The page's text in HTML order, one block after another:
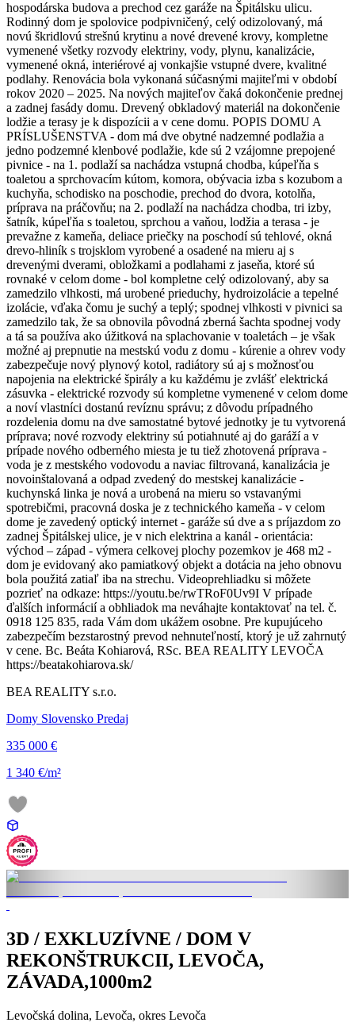
hospodárska budova a prechod cez garáže na Špitálsku ulicu.
Rodinný dom je spolovice podpivničený, celý odizolovaný, má
novú škridlovú strešnú krytinu a nové drevené krovy, kompletne
vymenené všetky rozvody elektriny, vody, plynu, kanalizácie,
vymenené okná, interiérové aj vonkajšie vstupné dvere, kvalitné
podlahy. Renovácia bola vykonaná súčasnými majiteľmi v období
rokov 2020 – 2025. Na nových majiteľov čaká dokončenie prednej
a zadnej fasády domu. Drevený obkladový materiál na dokončenie
lodžie a terasy je k dispozícii a v cene domu. POPIS DOMU A
PRÍSLUŠENSTVA - dom má dve obytné nadzemné podlažia a
jedno podzemné klenbové podlažie, kde sú 2 vzájomne prepojené
pivnice - na 1. podlaží sa nachádza vstupná chodba, kúpeľňa s
toaletou a sprchovacím kútom, komora, obývacia izba s kozubom a
kuchyňa, schodisko na poschodie, prechod do dvora, kotolňa,
príprava na práčovňu; na 2. podlaží na nachádza chodba, tri izby,
šatník, kúpeľňa s toaletou, sprchou a vaňou, lodžia a terasa - je
prevažne z kameňa, deliace priečky na poschodí sú tehlové, okná
drevo-hliník s trojsklom vyrobené a osadené na mieru aj s
drevenými dverami, obložkami a podlahami z jaseňa, ktoré sú
rovnaké v celom dome - bol kompletne celý odizolovaný, aby sa
zamedzilo vlhkosti, má urobené prieduchy, hydroizolácie a tepelné
izolácie, vďaka čomu je suchý a teplý; spodnej vlhkosti v pivnici sa
zamedzilo tak, že sa obnovila pôvodná zberná šachta spodnej vody
a tá sa používa ako úžitková na splachovanie v toaletách – je však
možné aj prepnutie na mestskú vodu z domu - kúrenie a ohrev vody
zabezpečuje nový plynový kotol, radiátory sú aj s možnosťou
napojenia na elektrické špirály a ku každému je zvlášť elektrická
zásuvka - elektrické rozvody sú kompletne vymenené v celom dome
a noví vlastníci dostanú revíznu správu; z dôvodu prípadného
rozdelenia domu na dve samostatné bytové jednotky je tu vytvorená
príprava; nové rozvody elektriny sú potiahnuté aj do garáží a v
prípade nového odberného miesta je tu tiež zhotovená príprava -
voda je z mestského vodovodu a naviac filtrovaná, kanalizácia je
novoinštalovaná a odpad zvedený do mestskej kanalizácie -
kuchynská linka je nová a urobená na mieru so vstavanými
spotrebičmi, pracovná doska je z technického kameňa - v celom
dome je zavedený optický internet - garáže sú dve a s príjazdom zo
zadnej Špitálskej ulice, je v nich elektrina a kanál - orientácia:
východ – západ - výmera celkovej plochy pozemkov je 468 m2 -
dom je evidovaný ako pamiatkový objekt a dotácia na jeho obnovu
bola použitá zatiaľ iba na strechu. Videoprehliadku si môžete
pozrieť na odkaze: https://youtu.be/rwTRoF0Uv9I V prípade
ďalších informácií a obhliadok ma neváhajte kontaktovať na tel. č.
0918 125 835, rada Vám dom ukážem osobne. Pre kupujúceho
zabezpečím bezstarostný prevod nehnuteľností, ktorý je už zahrnutý
v cene. Bc. Beáta Kohiarová, RSc. BEA REALITY LEVOČA
https://beatakohiarova.sk/
BEA REALITY s.r.o.
Domy Slovensko Predaj
335 000 €
1 340 €/m²
3D / EXKLUZÍVNE / DOM V
REKONŠTRUKCII, LEVOČA,
ZÁVADA,1000m2
Levočská dolina, Levoča, okres Levoča